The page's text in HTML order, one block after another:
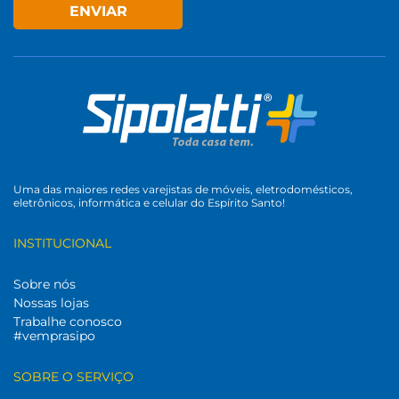
ENVIAR
Uma das maiores redes varejistas de móveis, eletrodomésticos,
eletrônicos, informática e celular do Espírito Santo!
INSTITUCIONAL
Sobre nós
Nossas lojas
Trabalhe conosco
#vemprasipo
SOBRE O SERVIÇO